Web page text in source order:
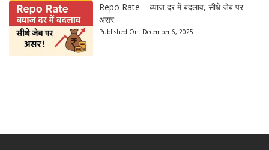
Repo Rate – ब्याज दर में बदलाव, सीधे जेब पर
असर
Published On: December 6, 2025